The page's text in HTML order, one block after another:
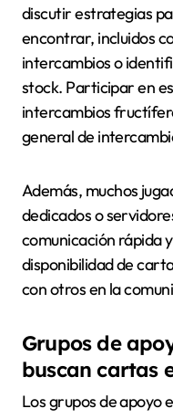
discutir estrategias
encontrar, incluidos
intercambios o
stock. Participar en
intercambios
general de
Además, muchos
dedicados o
comunicación rápida
disponibilidad de
con otros en la
Grupos de
buscan cartas
Los grupos de apoyo